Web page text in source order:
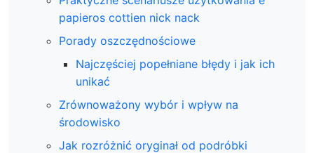
papieros cottien nick nack
Porady oszczędnościowe
Najczęściej popełniane błędy i jak ich
unikać
Zrównoważony wybór i wpływ na
środowisko
Jak rozróżnić oryginał od podróbki